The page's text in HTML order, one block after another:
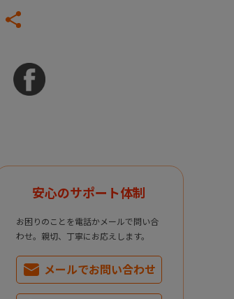
安心のサポート体制
お困りのことを電話かメールで問い合
わせ。親切、丁寧にお応えします。
メールでお問い合わせ